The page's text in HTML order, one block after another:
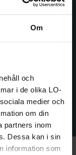
Om
och
i de olika LO-
medier och
om din
partners inom
Dessa kan i sin
information som